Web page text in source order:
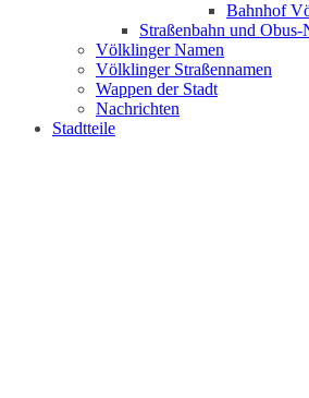
Bahnhof
Straßenbahn und Obus-
Völklinger Namen
Völklinger Straßennamen
Wappen der Stadt
Nachrichten
Stadtteile